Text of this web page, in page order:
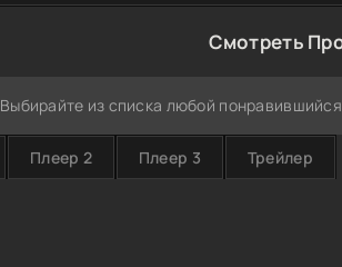
Смотреть
Выбирайте из списка любой
Плеер 2 Плеер 3 Трейлер